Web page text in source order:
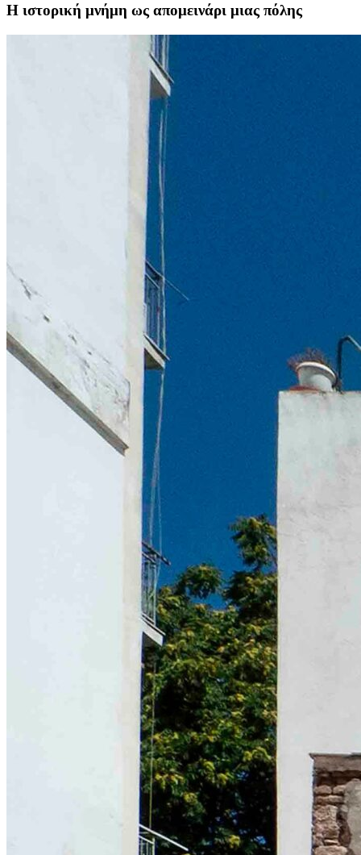
Η ιστορική μνήμη ως απομεινάρι μιας πόλης